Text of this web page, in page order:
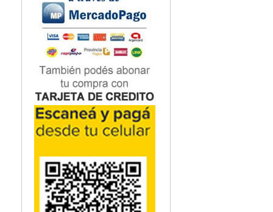
Neuroanatomía / Neurociencia
Neurocirugía
Neurología
Nutrición
Odontología
Oftalmología
Oncología / Cuidados Paliativos
Ortopedía / Traumatología
Osteopatía
Otorrinolaringología
Podología
Psicología
Psiquiatría
Química